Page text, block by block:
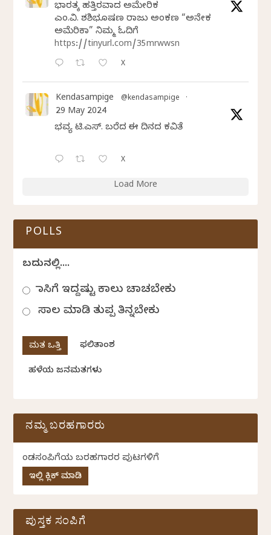
ಭಾರತಕ್ಕೆ ಹತ್ತಿರವಾದ ಅಮೇರಿಕ
ಎಂ.ವಿ. ಶಶಿಭೂಷಣ ರಾಜು ಅಂಕಣ “ಅನೇಕ
ಅಮೆರಿಕಾ” ನಿಮ್ಮ ಓದಿಗೆ
https://tinyurl.com/35mrwwsn
X
Kendasampige @kendasampige ·
29 May 2024
ಭವ್ಯ ಟಿ.ಎಸ್. ಬರೆದ ಈ ದಿನದ ಕವಿತೆ
X
Load More
POLLS
ಬದುಕಿನಲ್ಲಿ....
ಹಾಸಿಗೆ ಇದ್ದಷ್ಟು ಕಾಲು ಚಾಚಬೇಕು
ಸಾಲ ಮಾಡಿ ತುಪ್ಪ ತಿನ್ನಬೇಕು
ಫಲಿತಾಂಶ
ಹಳೆಯ ಜನಮತಗಳು
ನಮ್ಮ ಬರಹಗಾರರು
ಕೆಂಡಸಂಪಿಗೆಯ ಬರಹಗಾರರ ಪುಟಗಳಿಗೆ
ಇಲ್ಲಿ ಕ್ಲಿಕ್ ಮಾಡಿ
ಪುಸ್ತಕ ಸಂಪಿಗೆ